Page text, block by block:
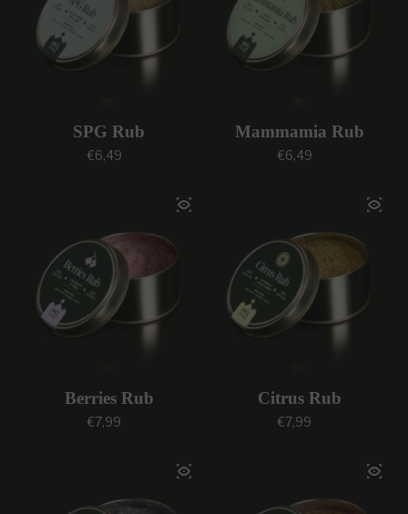
SPG Rub
Prezzo regolare
€6,49
Mammamia Rub
Prezzo regolare
€6,49
Berries Rub
Prezzo regolare
€7,99
Citrus Rub
Prezzo regolare
€7,99